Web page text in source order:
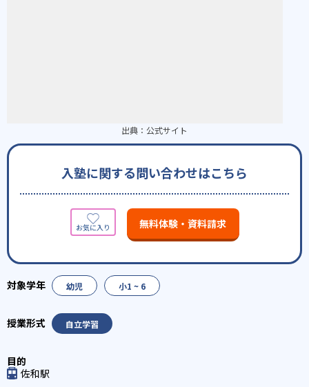
出典： 公式サイト
入塾に関する問い合わせはこちら
無料体験・資料請求
幼児 小1 ~ 6
自立学習
佐和駅